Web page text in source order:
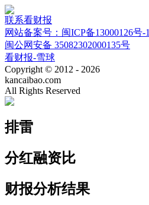
联系看财报
网站备案号：闽ICP备13000126号-1
闽公网安备 35082302000135号
看财报-雪球
Copyright © 2012 - 2026
kancaibao.com
All Rights Reserved
排雷
分红融资比
财报分析结果